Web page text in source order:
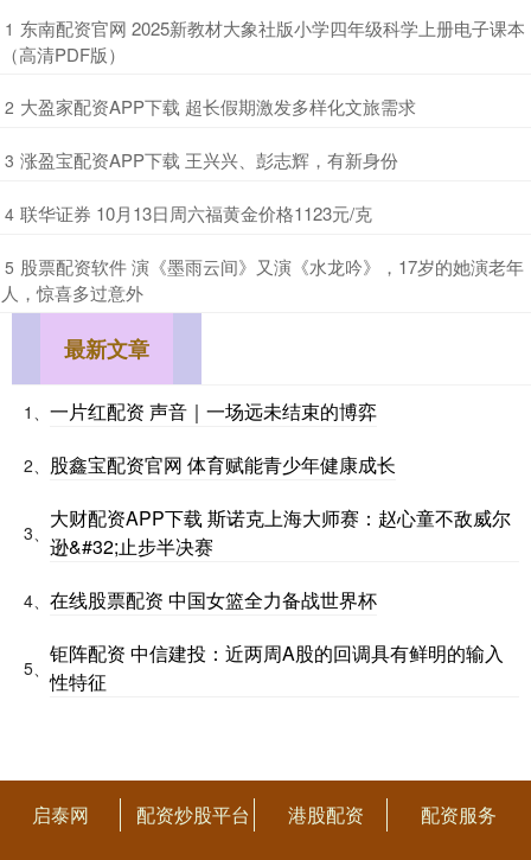
1 ​东南配资官网 2025新教材大象社版小学四年级科学上册电子课本
（高清PDF版）
2 ​大盈家配资APP下载 超长假期激发多样化文旅需求
3 ​涨盈宝配资APP下载 王兴兴、彭志辉，有新身份
4 ​联华证券 10月13日周六福黄金价格1123元/克
5 ​股票配资软件 演《墨雨云间》又演《水龙吟》，17岁的她演老年
人，惊喜多过意外
最新文章
1、 一片红配资 声音｜一场远未结束的博弈
2、 股鑫宝配资官网 体育赋能青少年健康成长
3、
大财配资APP下载 斯诺克上海大师赛：赵心童不敌威尔
逊&#32;止步半决赛
4、 在线股票配资 中国女篮全力备战世界杯
5、
钜阵配资 中信建投：近两周A股的回调具有鲜明的输入
性特征
启泰网 配资炒股平台 港股配资 配资服务